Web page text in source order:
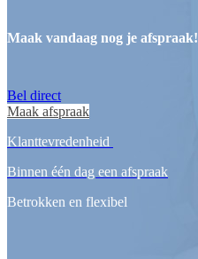
Maak vandaag nog je afspraak!
Bel direct
Maak afspraak
Klanttevredenheid
Binnen één dag een afspraak
Betrokken en flexibel